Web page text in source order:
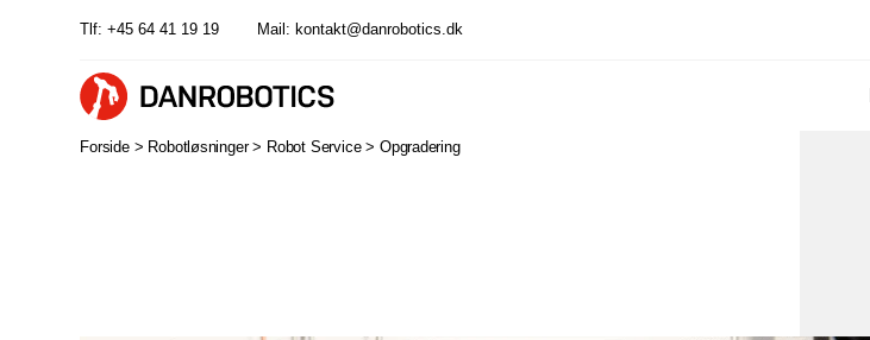
Tlf:+45 64 41 19 19 Mail: kontakt@danrobotics.dk
Forside > Robotløsninger > Robot Service > Opgradering